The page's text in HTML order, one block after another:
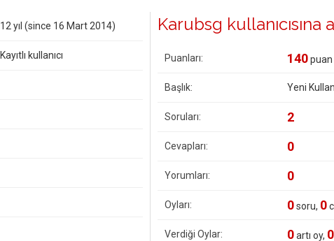
12 yıl (since 16 Mart 2014)
Kayıtlı kullanıcı
Karubsg kullanıcısına
Puanları: 140puan
Başlık: Yeni
Soruları: 2
Cevapları: 0
Yorumları: 0
Oyları: 0soru, 0
Verdiği Oylar: 0artı oy, 0